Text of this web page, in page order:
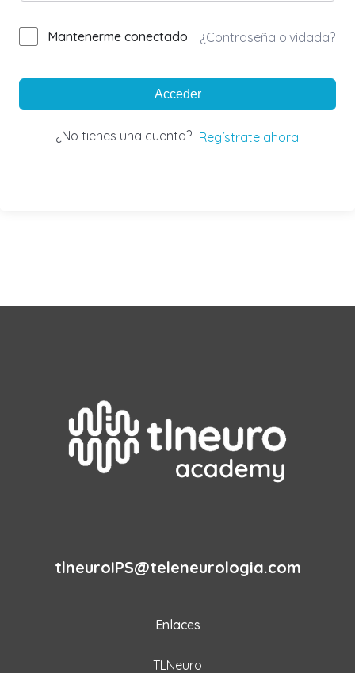
Mantenerme conectado ¿Contraseña olvidada?
Acceder
¿No tienes una cuenta? Regístrate ahora
tlneuroIPS@teleneurologia.com
Enlaces
TLNeuro